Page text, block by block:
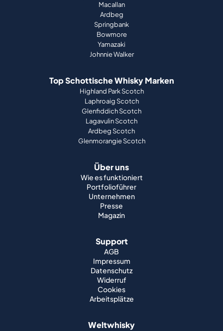
Macallan
Ardbeg
Springbank
Bowmore
Yamazaki
Johnnie Walker
Top Schottische Whisky Marken
Highland Park Scotch
Laphroaig Scotch
Glenfiddich Scotch
Lagavulin Scotch
Ardbeg Scotch
Glenmorangie Scotch
Über uns
Wie es funktioniert
Portfolioführer
Unternehmen
Presse
Magazin
Support
AGB
Impressum
Datenschutz
Widerruf
Cookies
Arbeitsplätze
Weltwhisky